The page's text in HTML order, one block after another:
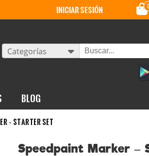
iniciar sesión
Categorías
BLOG
– Starter Set
Speedpaint Marker –